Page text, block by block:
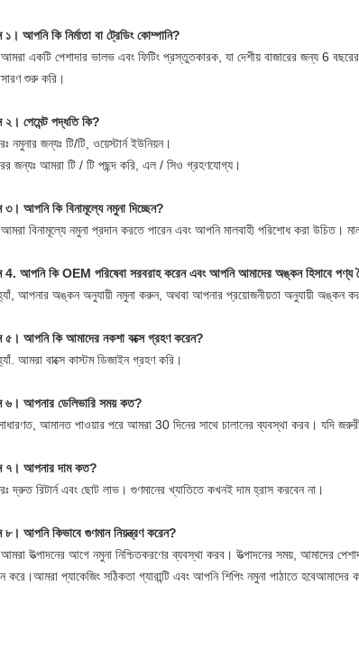
আপনি কি নির্মাতা বা ট্রেডিং কোম্পানি?
একটি পেশাদার ভালভ এবং ফিটিং প্রস্তুতকারক, যা দেশীয় বাজারের জন্য 6
শুরু করি।
২। পেমেন্ট পদ্ধতি কি?
নমুনার জন্যঃ টি/টি, ওয়েস্টার্ন ইউনিয়ন।
জন্যঃ আমরা টি / টি পছন্দ করি, এল / সিও গ্রহণযোগ্য।
৩। আপনি কি বিনামূল্যে নমুনা দিচ্ছেন?
বিনামূল্যে নমুনা প্রদান করতে পারেন এবং আপনি মালবাহী পরিশোধ করা উচিত।
4. আপনি কি OEM পরিষেবা সরবরাহ করেন এবং আপনি আমাদের অঙ্কন হিসাবে পণ্য
আপনার অঙ্কন অনুযায়ী নমুনা করুন, অথবা আপনার প্রয়োজনীয়তা অনুযায়ী অঙ্কন
৫। আপনি কি আমাদের নকশা বক্সে গ্রহণ করেন?
আমরা বাক্সে কাস্টম ডিজাইন গ্রহণ করি।
৬। আপনার ডেলিভারি সময় কত?
আমানত পাওয়ার পরে আমরা 30 দিনের সাথে চালানের ব্যবস্থা করব। যদি
৭। আপনার দাম কত?
দ্রুত রিটার্ন এবং ছোট লাভ। গুণমানের খ্যাতিতে কখনই দাম হ্রাস করবেন না।
৮। আপনি কিভাবে গুণমান নিয়ন্ত্রণ করেন?
উত্পাদনের আগে নমুনা নিশ্চিতকরণের ব্যবস্থা করব। উত্পাদনের সময়, আমাদের
করে।আমরা প্যাকেজিং সঠিকতা গ্যারান্টি এবং আপনি শিপিং নমুনা পাঠাতে